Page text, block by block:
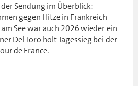
Sendung im Überblick:
gegen Hitze in Frankreich
See war auch 2026 wieder ein
Del Toro holt Tagessieg bei der
de France.